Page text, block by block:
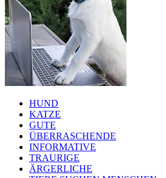
HUND
KATZE
GUTE
ÜBERRASCHENDE
INFORMATIVE
TRAURIGE
ÄRGERLICHE